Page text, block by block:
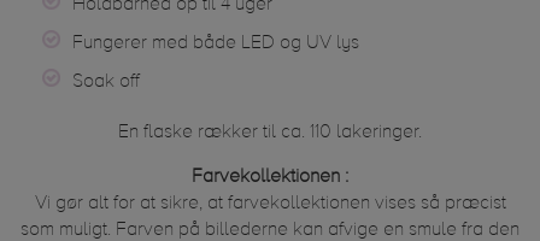
Holdbarhed op til 4 uger
Fungerer med både LED og UV lys
Soak off
En flaske rækker til ca. 110 lakeringer.
Farvekollektionen :
Vi gør alt for at sikre, at farvekollektionen vises så præcist
som muligt. Farven på billederne kan afvige en smule fra den